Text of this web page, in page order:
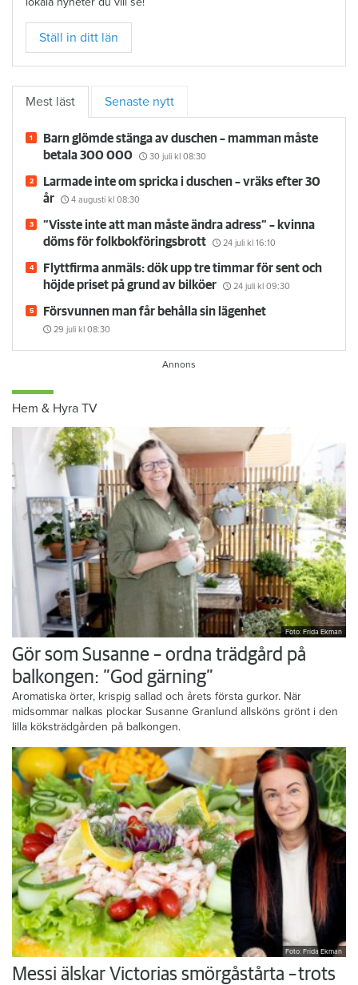
Ställ in ditt län
Mest läst Senaste nytt
Barn glömde stänga av duschen – mamman måste
betala 300 000
30 juli kl 08:30
Larmade inte om spricka i duschen – vräks efter 30
år
4 augusti kl 08:30
”Visste inte att man måste ändra adress” – kvinna
döms för folkbokföringsbrott
24 juli kl 16:10
Flyttfirma anmäls: dök upp tre timmar för sent och
höjde priset på grund av bilköer
24 juli kl 09:30
Försvunnen man får behålla sin lägenhet
29 juli kl 08:30
Hem & Hyra TV
Foto: Frida Ekman
Gör som Susanne – ordna trädgård på
balkongen: ”God gärning”
Aromatiska örter, krispig sallad och årets första gurkor. När
midsommar nalkas plockar Susanne Granlund allsköns grönt i den
lilla köksträdgården på balkongen.
Foto: Frida Ekman
Messi älskar Victorias smörgåstårta – trots